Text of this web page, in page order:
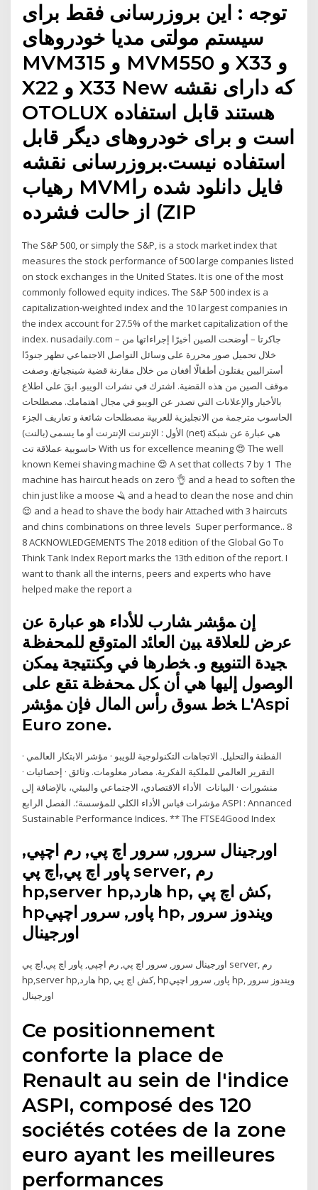
توجه : این بروزرسانی فقط برای
سیستم مولتی مدیا خودروهای
MVM315 و MVM550 و X33 و
X22 و X33 New که دارای نقشه
OTOLUX هستند قابل استفاده
است و برای خودروهای دیگر قابل
استفاده نیست.بروزرسانی نقشه
رهیاب MVMفایل دانلود شده را
از حالت فشرده (ZIP
The S&P 500, or simply the S&P, is a stock market index that
measures the stock performance of 500 large companies listed
on stock exchanges in the United States. It is one of the most
commonly followed equity indices. The S&P 500 index is a
capitalization-weighted index and the 10 largest companies in
the index account for 27.5% of the market capitalization of the
index. nusadaily.com – جاكرتا – أوضحت الصين أخيرًا إجراءاتها من
خلال تحميل صور محررة على وسائل التواصل الاجتماعي تظهر جنودًا
أستراليين يقتلون أطفالًا أفغان من خلال مقارنة قضية شينجيانغ. وصفت
موقف الصين من هذه القضية. اشترك في نشرات الويبو. ابقَ على اطلاع
بالأخبار والإعلانات التي تصدر عن الويبو في مجال اهتمامك. مصطلحات
الحاسوب مترجمة من الانجليزية للعربية مصطلحات شائعة و تعاريف الجزء
الأول : الإنترنت الإنترنت أو ما يسمى (بالنت) (net) هي عبارة عن شبكة
حاسوبية عملاقة تت With us for excellence meaning 😍 The well
known Kemei shaving machine 😍 A set that collects 7 by 1 ️ The
machine has haircut heads on zero 👌 and a head to soften the
chin just like a moose 🪒 and a head to clean the nose and chin
😌 and a head to shave the body hair Attached with 3 haircuts
and chins combinations on three levels ️ Super performance.. 8
8 ACKNOWLEDGEMENTS The 2018 edition of the Global Go To
Think Tank Index Report marks the 13th edition of the report. I
want to thank all the interns, peers and experts who have
helped make the report a
ﺇﻥ ﻤﺅﺸﺭ ﺸﺎﺭﺏ ﻟﻸﺩﺍﺀ ﻫﻭ ﻋﺒﺎﺭﺓ ﻋﻥ
ﻋﺭﺽ ﻟﻠﻌﻼﻗﺔ ﺒﻴﻥ ﺍﻟﻌﺎﺌﺩ ﺍﻟﻤﺘﻭﻗﻊ ﻟﻠﻤﺤﻔﻅﺔ
ﺠﻴﺩﺓ ﺍﻟﺘﻨﻭﻴﻊ ﻭ. ﺨﻁﺭﻫﺎ ﻓﻲ ﻭﻜﻨﺘﻴﺠﺔ ﻴﻤﻜﻥ
ﺍﻟﻭﺼﻭل ﺇﻟﻴﻬﺎ ﻫﻲ ﺃﻥ ﻜل ﻤﺤﻔﻅﺔ ﺘﻘﻊ ﻋﻠﻰ
ﺨﻁ ﺴﻭﻕ ﺭﺃﺱ ﺍﻟﻤﺎل ﻓﺈﻥ ﻤﺅﺸﺭ L'Aspi
Euro zone.
الفطنة والتحليل. الاتجاهات التكنولوجية للويبو · مؤشر الابتكار العالمي ·
التقرير العالمي للملكية الفكرية. مصادر معلومات. وثائق · إحصائيات ·
منشورات · البيانات اﻷداء اﻻﻗﺘﺼﺎدي، اﻻﺟﺘﻤﺎﻋﻲ واﻟﺒﻴﺌﻲ، ﺑﺎﻹﺿﺎﻓﺔ إﱃ
ﻣﺆﺷﺮات ﻗﻴﺎس اﻷداء اﻟﻜﻠﻲ ﻟﻠﻤﺆﺳﺴﺔ؛. اﻟﻔﺼﻞ اﻟﺮاﺑﻊ ASPI : Annanced
Sustainable Performance Indices. ** The FTSE4Good Index
اورجينال سرور, سرور اچ پي, رم اچپي,
پاور اچ پي,اچ پي server, رم
hp,server hp,هارد hp, کش اچ پي,
hpپاور, سرور اچپي hp, ويندوز سرور
اورجينال
اورجينال سرور, سرور اچ پي, رم اچپي, پاور اچ پي,اچ پي server, رم
hp,server hp,هارد hp, کش اچ پي, hpپاور, سرور اچپي hp, ويندوز سرور
اورجينال
Ce positionnement
conforte la place de
Renault au sein de l'indice
ASPI, composé des 120
sociétés cotées de la zone
euro ayant les meilleures
performances